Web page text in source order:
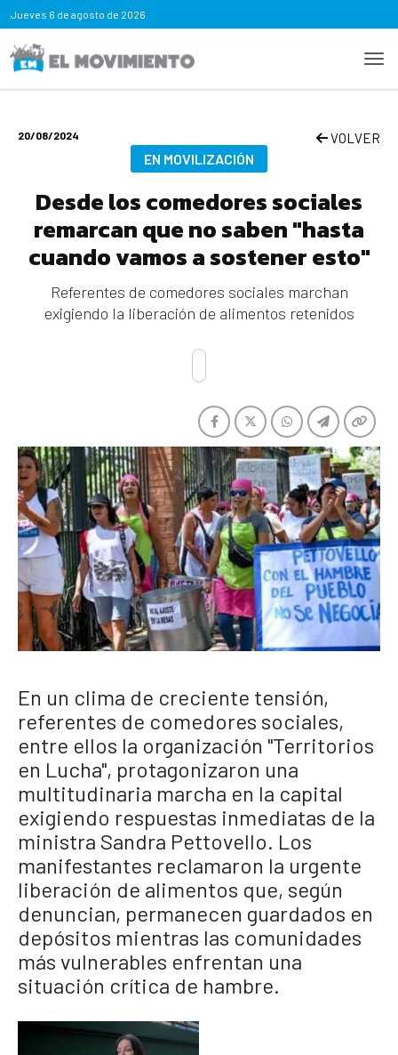
Jueves 6 de agosto de 2026
20/08/2024 VOLVER
EN MOVILIZACIÓN
Desde los comedores sociales
remarcan que no saben "hasta
cuando vamos a sostener esto"
Referentes de comedores sociales marchan
exigiendo la liberación de alimentos retenidos
En un clima de creciente tensión,
referentes de comedores sociales,
entre ellos la organización "Territorios
en Lucha", protagonizaron una
multitudinaria marcha en la capital
exigiendo respuestas inmediatas de la
ministra Sandra Pettovello. Los
manifestantes reclamaron la urgente
liberación de alimentos que, según
denuncian, permanecen guardados en
depósitos mientras las comunidades
más vulnerables enfrentan una
situación crítica de hambre.